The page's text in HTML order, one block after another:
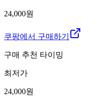
24,000원
쿠팡에서 구매하기
구매 추천 타이밍
최저가
24,000원